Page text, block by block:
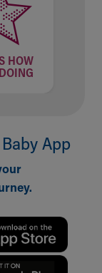
HOW
App